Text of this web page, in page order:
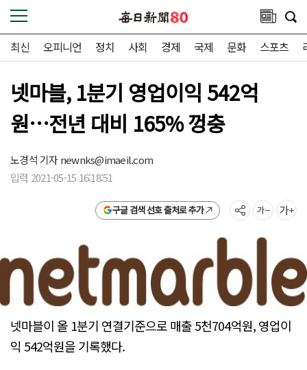
최신 오피니언 정치 사회 경제 국제 문화 스포츠
넷마블, 1분기 영업이익 542억
원…전년 대비 165% 껑충
노경석 기자newnks@imaeil.com
입력 2021-05-15 16:18:51
구글 검색 선호 출처로 추가
넷마블이 올 1분기 연결기준으로 매출 5천704억원, 영업이
익 542억원을 기록했다.